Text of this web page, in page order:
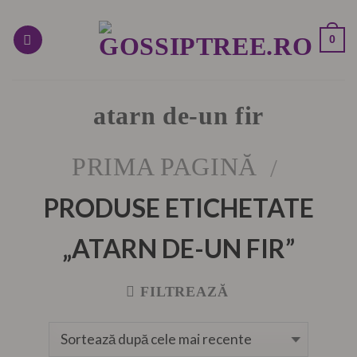
content
0
atarn de-un fir
PRIMA PAGINĂ /
PRODUSE ETICHETATE
„ATARN DE-UN FIR”
FILTREAZĂ